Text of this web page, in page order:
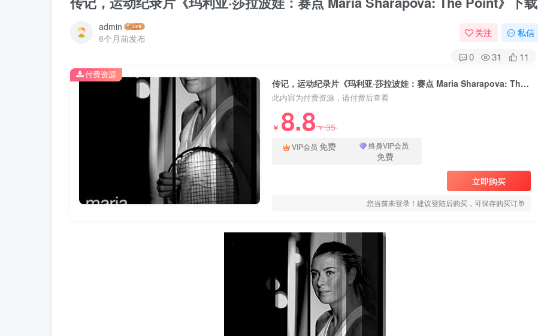
admin
6个月前发布
关注 私信
0 31 11
传记，运动纪录片《玛利亚·莎拉波娃：赛点 Maria Sharapova: The Point》下载
此内容为付费资源，请付费后查看
￥ 8.8￥35
VIP会员 免费 终身VIP会员
免费
立即购买
您当前未登录！建议登陆后购买，可保存购买订单
付费资源